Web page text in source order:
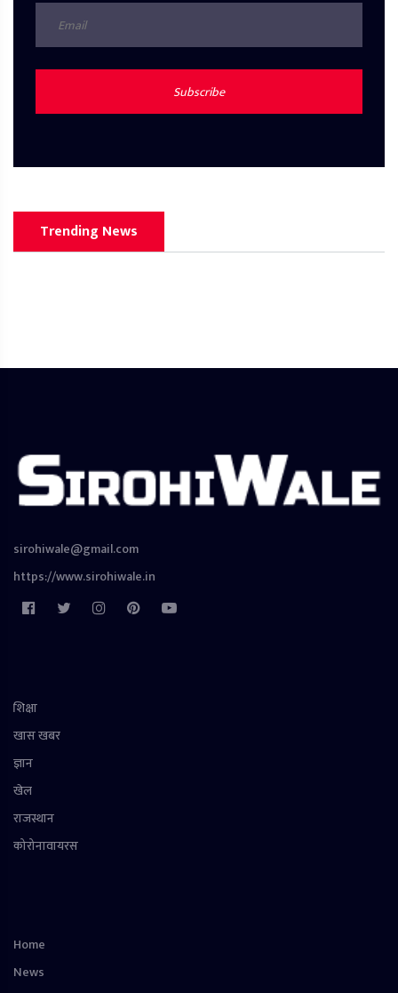
Subscribe
Trending News
sirohiwale@gmail.com
https://www.sirohiwale.in
शिक्षा
खास खबर
ज्ञान
खेल
राजस्थान
कोरोनावायरस
Home
News